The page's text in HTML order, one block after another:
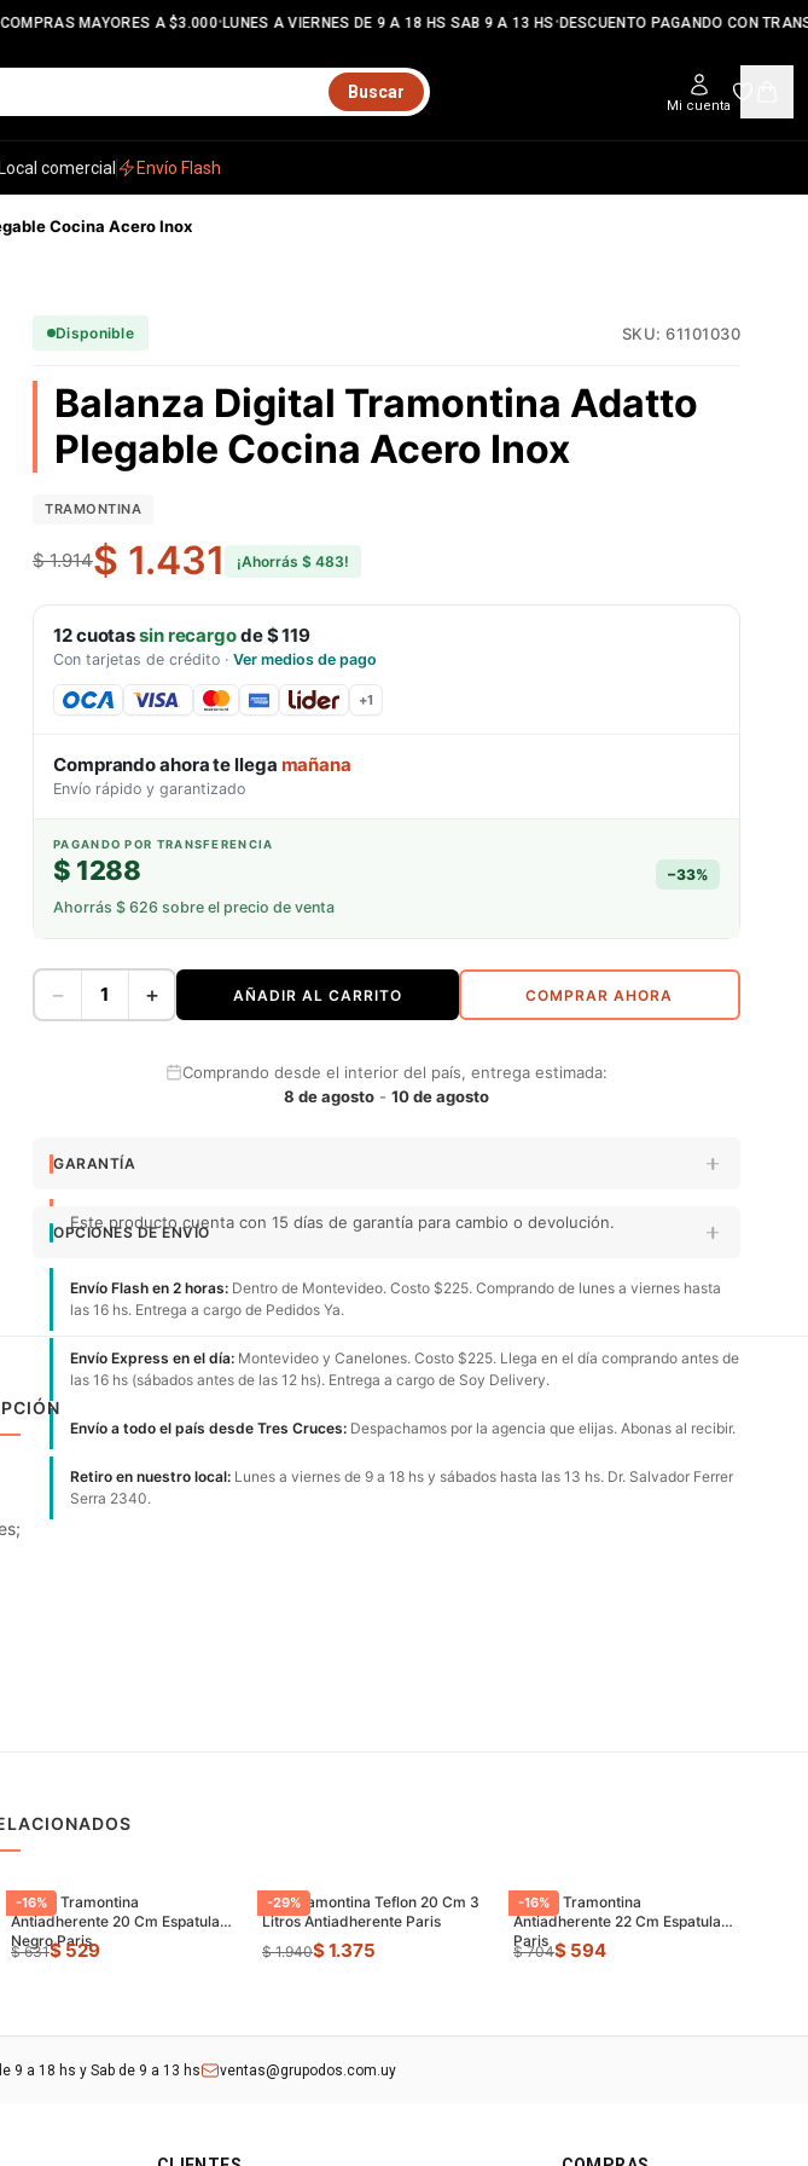
MAYORES A $3.000•LUNES A VIERNES DE 9 A 18 HS SAB 9 A 13 HS•DESCUENTO PAGANDO CON
Buscar
Mi cuenta
Local comercial Envío Flash
Cocina Acero Inox
Disponible SKU: 61101030
Balanza Digital Tramontina Adatto
Plegable Cocina Acero Inox
TRAMONTINA
$ 1.914$ 1.431 ¡Ahorrás $ 483!
12cuotassin recargode$ 119
Con tarjetas de crédito · Ver medios de pago
+1
Comprando ahora te llega mañana
Envío rápido y garantizado
PAGANDO POR TRANSFERENCIA
$ 1288 −33%
Ahorrás $ 626 sobre el precio de venta
− + AÑADIR AL CARRITO COMPRAR AHORA
Comprando desde el interior del país, entrega estimada:
8 de agosto - 10 de agosto
GARANTÍA
Este producto cuenta con 15 días de garantía para cambio o devolución.
OPCIONES DE ENVÍO
Envío Flash en 2 horas: Dentro de Montevideo. Costo $225. Comprando de lunes a viernes hasta
las 16 hs. Entrega a cargo de Pedidos Ya.
Envío Express en el día: Montevideo y Canelones. Costo $225. Llega en el día comprando antes de
las 16 hs (sábados antes de las 12 hs). Entrega a cargo de Soy Delivery.
Envío a todo el país desde Tres Cruces: Despachamos por la agencia que elijas. Abonas al recibir.
Retiro en nuestro local: Lunes a viernes de 9 a 18 hs y sábados hasta las 13 hs. Dr. Salvador Ferrer
Serra 2340.
-16%
Sarten Tramontina
Antiadherente 20 Cm Espatula
Negro Paris
$ 631$ 529
-29%
Olla Tramontina Teflon 20 Cm 3
Litros Antiadherente Paris
$ 1.940$ 1.375
-16%
Sarten Tramontina
Antiadherente 22 Cm Espatula
Paris
$ 704$ 594
9 a 18 hs y Sab de 9 a 13 hs ventas@grupodos.com.uy